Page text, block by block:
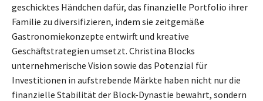
geschicktes Händchen dafür, das finanzielle Portfolio ihrer
Familie zu diversifizieren, indem sie zeitgemäße
Gastronomiekonzepte entwirft und kreative
Geschäftstrategien umsetzt. Christina Blocks
unternehmerische Vision sowie das Potenzial für
Investitionen in aufstrebende Märkte haben nicht nur die
finanzielle Stabilität der Block-Dynastie bewahrt, sondern